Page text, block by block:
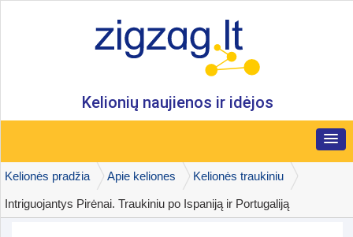
Kelionių naujienos ir idėjos
Kelionės pradžia Apie keliones Kelionės traukiniu
Intriguojantys Pirėnai. Traukiniu po Ispaniją ir Portugaliją